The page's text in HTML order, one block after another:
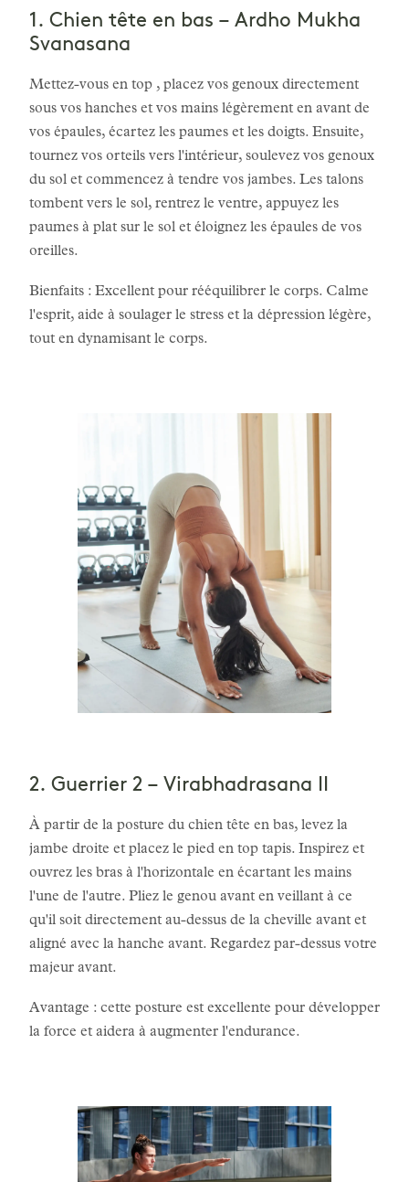
1. Chien tête en bas – Ardho Mukha
Svanasana
Mettez-vous en top , placez vos genoux directement
sous vos hanches et vos mains légèrement en avant de
vos épaules, écartez les paumes et les doigts. Ensuite,
tournez vos orteils vers l'intérieur, soulevez vos genoux
du sol et commencez à tendre vos jambes. Les talons
tombent vers le sol, rentrez le ventre, appuyez les
paumes à plat sur le sol et éloignez les épaules de vos
oreilles.
Bienfaits : Excellent pour rééquilibrer le corps. Calme
l'esprit, aide à soulager le stress et la dépression légère,
tout en dynamisant le corps.
2. Guerrier 2 – Virabhadrasana II
À partir de la posture du chien tête en bas, levez la
jambe droite et placez le pied en top tapis. Inspirez et
ouvrez les bras à l'horizontale en écartant les mains
l'une de l'autre. Pliez le genou avant en veillant à ce
qu'il soit directement au-dessus de la cheville avant et
aligné avec la hanche avant. Regardez par-dessus votre
majeur avant.
Avantage : cette posture est excellente pour développer
la force et aidera à augmenter l'endurance.